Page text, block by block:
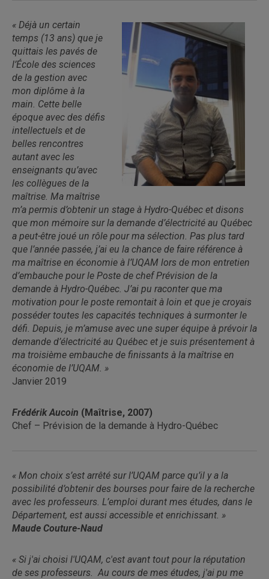
« Déjà un certain
temps (13 ans) que je
quittais les pavés de
l’École des sciences
de la gestion avec
mon diplôme à la
main. Cette belle
époque avec des défis
intellectuels et de
belles rencontres
autant avec les
enseignants qu’avec
les collègues de la
maîtrise. Ma maîtrise
m’a permis d’obtenir un stage à Hydro-Québec et disons
que mon mémoire sur la demande d’électricité au Québec
a peut-être joué un rôle pour ma sélection. Pas plus tard
que l’année passée, j’ai eu la chance de faire référence à
ma maîtrise en économie à l’UQAM lors de mon entretien
d’embauche pour le Poste de chef Prévision de la
demande à Hydro-Québec. J’ai pu raconter que ma
motivation pour le poste remontait à loin et que je croyais
posséder toutes les capacités techniques à surmonter le
défi. Depuis, je m’amuse avec une super équipe à prévoir la
demande d’électricité au Québec et je suis présentement à
ma troisième embauche de finissants à la maîtrise en
économie de l’UQAM. »
Janvier 2019
Frédérik Aucoin (Maîtrise, 2007)
Chef – Prévision de la demande à Hydro-Québec
« Mon choix s’est arrêté sur l’UQAM parce qu’il y a la
possibilité d’obtenir des bourses pour faire de la recherche
avec les professeurs. L’emploi durant mes études, dans le
Département, est aussi accessible et enrichissant. »
Maude Couture-Naud
« Si j'ai choisi l'UQAM, c'est avant tout pour la réputation
de ses professeurs. Au cours de mes études, j'ai pu me